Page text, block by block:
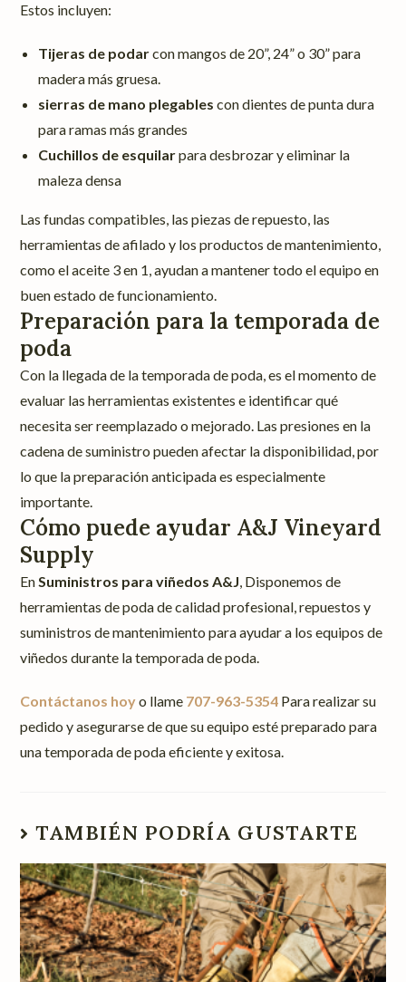
Estos incluyen:
Tijeras de podarcon mangos de 20”, 24” o 30” para
madera más gruesa.
sierras de mano plegables con dientes de punta dura
para ramas más grandes
Cuchillos de esquilarpara desbrozar y eliminar la
maleza densa
Las fundas compatibles, las piezas de repuesto, las
herramientas de afilado y los productos de mantenimiento,
como el aceite 3 en 1, ayudan a mantener todo el equipo en
buen estado de funcionamiento.
Preparación para la temporada de
poda
Con la llegada de la temporada de poda, es el momento de
evaluar las herramientas existentes e identificar qué
necesita ser reemplazado o mejorado. Las presiones en la
cadena de suministro pueden afectar la disponibilidad, por
lo que la preparación anticipada es especialmente
importante.
Cómo puede ayudar A&J Vineyard
Supply
EnSuministros para viñedos A&J, Disponemos de
herramientas de poda de calidad profesional, repuestos y
suministros de mantenimiento para ayudar a los equipos de
viñedos durante la temporada de poda.
Contáctanos hoyo llame 707-963-5354 Para realizar su
pedido y asegurarse de que su equipo esté preparado para
una temporada de poda eficiente y exitosa.
TAMBIÉN PODRÍA GUSTARTE